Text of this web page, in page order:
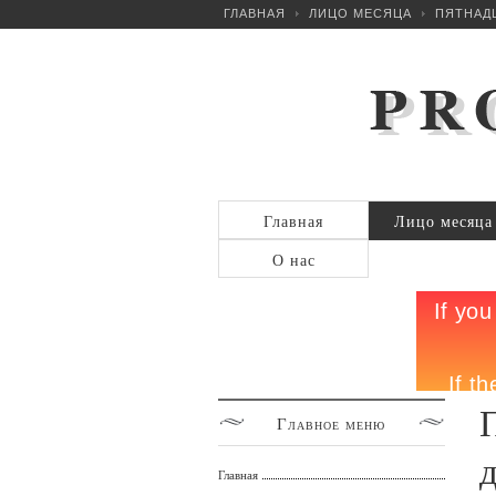
ГЛАВНАЯ ЛИЦО МЕСЯЦА
Главная
Лицо месяца
О нас
Главное меню
Главная